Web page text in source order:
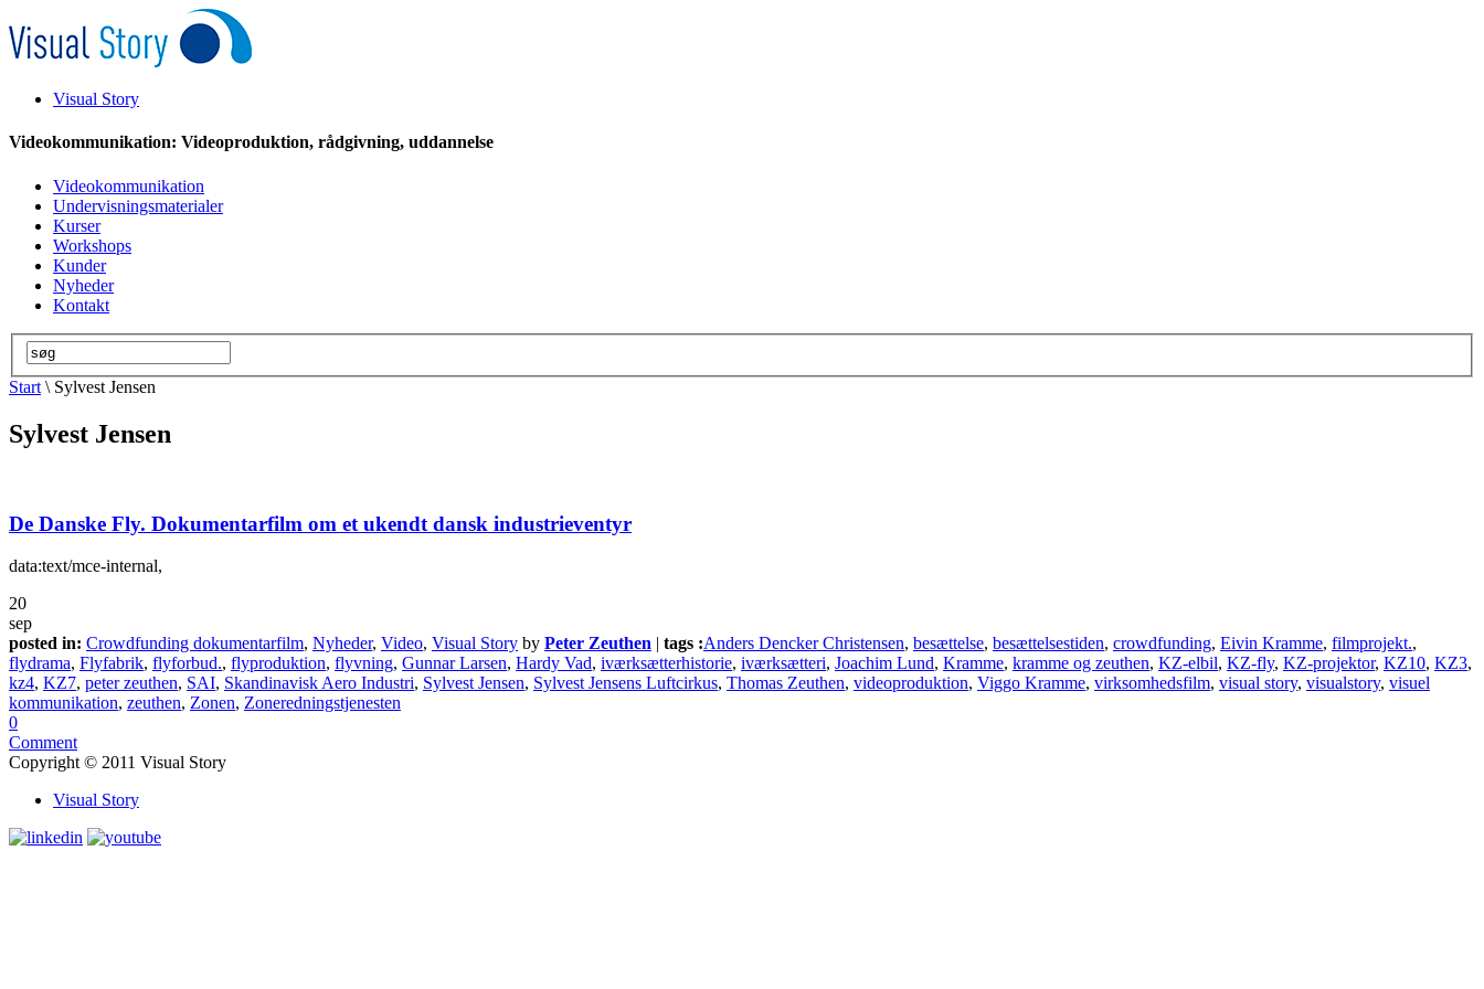
Visual Story
Videokommunikation: Videoproduktion, rådgivning, uddannelse
Videokommunikation
Undervisningsmaterialer
Kurser
Workshops
Kunder
Nyheder
Kontakt
Start \ Sylvest Jensen
Sylvest Jensen
De Danske Fly. Dokumentarfilm om et ukendt dansk industrieventyr
data:text/mce-internal,
20
sep
posted in: Crowdfunding dokumentarfilm, Nyheder, Video, Visual Story by Peter Zeuthen | tags :Anders Dencker Christensen, besættelse, besættelsestiden, crowdfunding, Eivin Kramme, filmprojekt.,
flydrama, Flyfabrik, flyforbud., flyproduktion, flyvning, Gunnar Larsen, Hardy Vad, iværksætterhistorie, iværksætteri, Joachim Lund, Kramme, kramme og zeuthen, KZ-elbil, KZ-fly, KZ-projektor, KZ10, KZ3,
kz4, KZ7, peter zeuthen, SAI, Skandinavisk Aero Industri, Sylvest Jensen, Sylvest Jensens Luftcirkus, Thomas Zeuthen, videoproduktion, Viggo Kramme, virksomhedsfilm, visual story, visualstory, visuel
kommunikation, zeuthen, Zonen, Zoneredningstjenesten
0
Comment
Copyright © 2011 Visual Story
Visual Story